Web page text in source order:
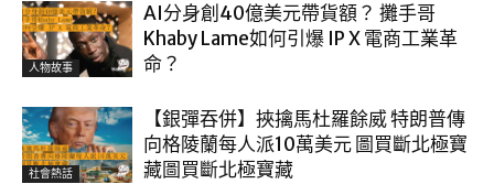
人物故事
AI分身創40億美元帶貨額？ 攤手哥
Khaby Lame如何引爆 IP X 電商工業革
命？
社會熱話
【銀彈吞併】挾擒馬杜羅餘威 特朗普傳
向格陵蘭每人派10萬美元 圖買斷北極寶
藏圖買斷北極寶藏